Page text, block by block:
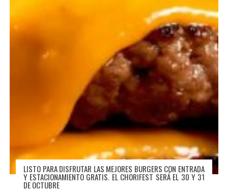
LISTO PARA DISFRUTAR LAS MEJORES BURGERS CON ENTRADA
Y ESTACIONAMIENTO GRATIS. EL CHORIFEST SERÁ EL 30 Y 31
DE OCTUBRE